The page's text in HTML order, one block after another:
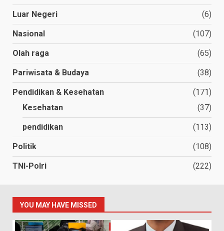
Luar Negeri (6)
Nasional (107)
Olah raga (65)
Pariwisata & Budaya (38)
Pendidikan & Kesehatan
(171)
Kesehatan
(37)
pendidikan (113)
Politik (108)
TNI-Polri (222)
YOU MAY HAVE MISSED